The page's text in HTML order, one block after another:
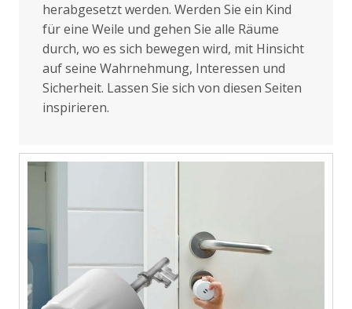
herabgesetzt werden. Werden Sie ein Kind
für eine Weile und gehen Sie alle Räume
durch, wo es sich bewegen wird, mit Hinsicht
auf seine Wahrnehmung, Interessen und
Sicherheit. Lassen Sie sich von diesen Seiten
inspirieren.